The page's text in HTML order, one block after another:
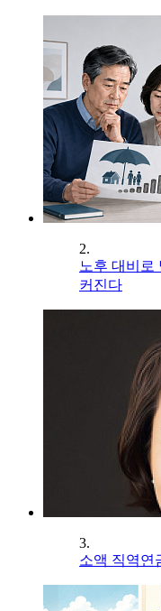
2.
노후 대비로
커진다
3.
소액 직역연